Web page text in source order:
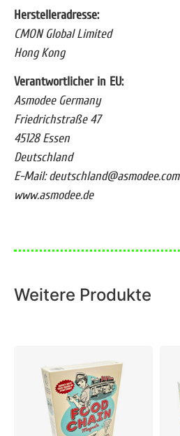
Herstelleradresse:
CMON Global Limited
Hong Kong
Verantwortlicher in EU:
Asmodee Germany
Friedrichstraße 47
45128 Essen
Deutschland
E-Mail: deutschland@asmodee.com
www.asmodee.de
Weitere Produkte